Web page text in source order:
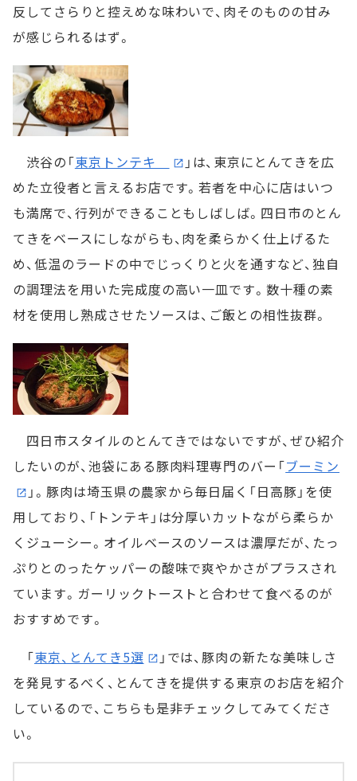
反してさらりと控えめな味わいで、肉そのものの甘み
が感じられるはず。
渋谷の「東京トンテキ
」は、東京にとんてきを広
めた立役者と言えるお店です。若者を中心に店はいつ
も満席で、行列ができることもしばしば。四日市のとん
てきをベースにしながらも、肉を柔らかく仕上げるた
め、低温のラードの中でじっくりと火を通すなど、独自
の調理法を用いた完成度の高い一皿です。数十種の素
材を使用し熟成させたソースは、ご飯との相性抜群。
四日市スタイルのとんてきではないですが、ぜひ紹介
したいのが、池袋にある豚肉料理専門のバー「ブーミン
」。豚肉は埼玉県の農家から毎日届く「日高豚」を使
用しており、「トンテキ」は分厚いカットながら柔らか
くジューシー。オイルベースのソースは濃厚だが、たっ
ぷりとのったケッパーの酸味で爽やかさがプラスされ
ています。ガーリックトーストと合わせて食べるのが
おすすめです。
「東京、とんてき5選
」では、豚肉の新たな美味しさ
を発見するべく、とんてきを提供する東京のお店を紹介
しているので、こちらも是非チェックしてみてくださ
い。